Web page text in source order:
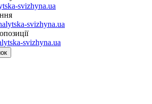
svizhyna.ua
svizhyna.ua
svizhyna.ua